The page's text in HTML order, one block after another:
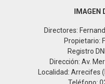
IMAGEN
Directores:
Propietario:
Registro
Dirección: Av.
Localidad: Arrecifes